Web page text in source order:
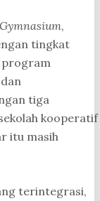
Gymnasium,
tingkat
program
dan
tiga
kooperatif
itu masih
terintegrasi,